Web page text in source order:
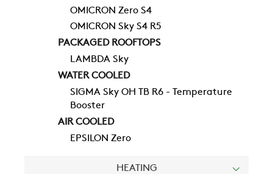
OMICRON Zero S4
OMICRON Sky S4 R5
PACKAGED ROOFTOPS
LAMBDA Sky
WATER COOLED
SIGMA Sky OH TB R6 - Temperature
Booster
AIR COOLED
EPSILON Zero
HEATING